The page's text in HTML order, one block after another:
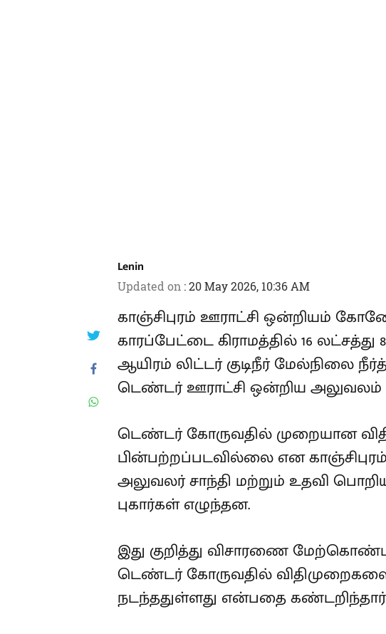
Updated on
காஞ்சிபுரம் ஊராட்சி ஒன்றியம்
காரப்பேட்டை கிராமத்தில் 16 லட்சத்து
30 ஆயிரம் லிட்டர் குடிநீர் மேல்நிலை
பணிக்கான டெண்டர் ஊராட்சி
கோரப்பட்டது.
டெண்டர் கோருவதில் முறையான
பின்பற்றப்படவில்லை என
வளர்ச்சி அலுவலர் சாந்தி மற்றும்
ஆகியோர் மீது புகார்கள் எழுந்தன.
இது குறித்து விசாரணை
டெண்டர் கோருவதில்
நடந்ததுள்ளது என்பதை